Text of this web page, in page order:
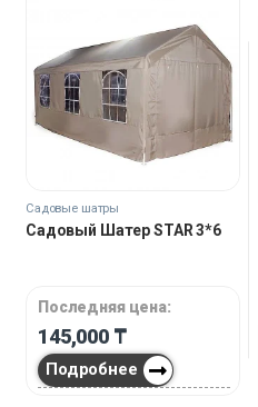
Садовые шатры
Садовый Шатер STAR 3*6
Последняя цена:
145,000 ₸
Подробнее